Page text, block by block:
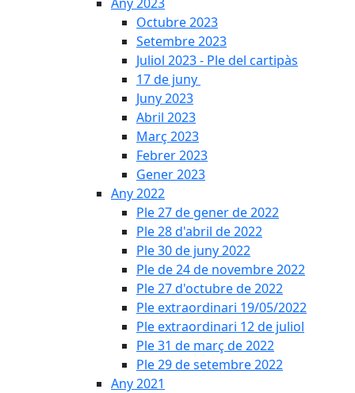
Octubre 2023
Setembre 2023
Juliol 2023 - Ple del cartipàs
17 de juny
Juny 2023
Abril 2023
Març 2023
Febrer 2023
Gener 2023
Any 2022
Ple 27 de gener de 2022
Ple 28 d'abril de 2022
Ple 30 de juny 2022
Ple de 24 de novembre 2022
Ple 27 d'octubre de 2022
Ple extraordinari 19/05/2022
Ple extraordinari 12 de juliol
Ple 31 de març de 2022
Ple 29 de setembre 2022
Any 2021